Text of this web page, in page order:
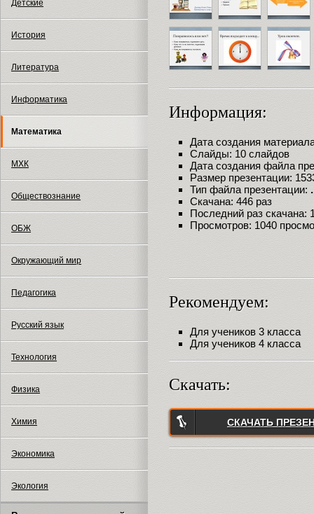
Детские
История
Литература
Информатика
Математика
МХК
Обществознание
ОБЖ
Окружающий мир
Педагогика
Русский язык
Технология
Физика
Химия
Экономика
Экология
Информация:
Дата создания
Слайды: 10 слайдов
Дата создания файла
Размер презентации:
Тип файла презентации:
Скачана: 446 раз
Последний раз скачана:
Просмотров: 1040
Рекомендуем:
Для учеников 3 класса
Для учеников 4 класса
Скачать:
СКАЧАТЬ